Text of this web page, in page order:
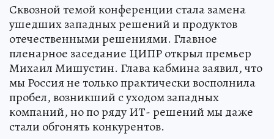
Сквозной темой конференции стала замена
ушедших западных решений и продуктов
отечественными решениями. Главное
пленарное заседание ЦИПР открыл премьер
Михаил Мишустин. Глава кабмина заявил, что
мы Россия не только практически восполнила
пробел, возникший с уходом западных
компаний, но по ряду ИТ- решений мы даже
стали обгонять конкурентов.